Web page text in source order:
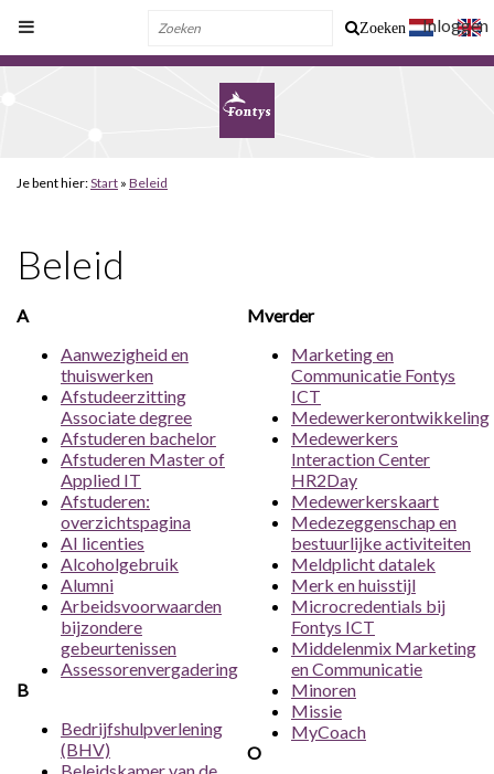
Inloggen
Zoeken
Je bent hier:Start » Beleid
Beleid
A
Aanwezigheid en
thuiswerken
Afstudeerzitting
Associate degree
Afstuderen bachelor
Afstuderen Master of
Applied IT
Afstuderen:
overzichtspagina
AI licenties
Alcoholgebruik
Alumni
Arbeidsvoorwaarden
bijzondere
gebeurtenissen
Assessorenvergadering
B
Bedrijfshulpverlening
(BHV)
Mverder
Marketing en
Communicatie Fontys
ICT
Medewerkerontwikkeling
Medewerkers
Interaction Center
HR2Day
Medewerkerskaart
Medezeggenschap en
bestuurlijke activiteiten
Meldplicht datalek
Merk en huisstijl
Microcredentials bij
Fontys ICT
Middelenmix Marketing
en Communicatie
Minoren
Missie
MyCoach
O